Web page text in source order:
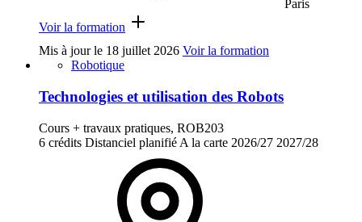
Paris
Voir la formation
Mis à jour le 18 juillet 2026 Voir la formation
Robotique
Technologies et utilisation des Robots
Cours + travaux pratiques, ROB203
6 crédits Distanciel planifié A la carte 2026/27 2027/28